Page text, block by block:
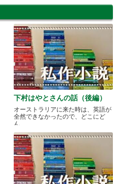
下村はやとさんの話（後編）
オーストラリアに来た時は、英語が
全然できなかったので、どこにど
ん.....